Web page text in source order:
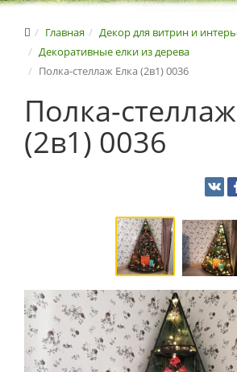
Главная
Декор для витрин и
Декоративные елки из дерева
Полка-стеллаж Елка (2в1) 0036
Полка-
(2в1) 0036